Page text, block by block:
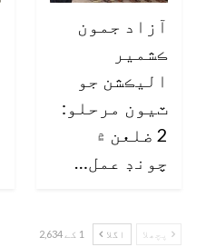
آزاد جمون
ڪشمير
اليڪشن جو
ٽيون مرحلو:
2 ضلعن ۾
چونڊ عمل…
پچھلا اگلا 1 کے 2,634